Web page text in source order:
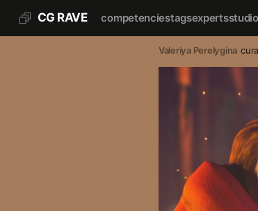
CG RAVE competenciestagsexperts
Valeriya Perelygina